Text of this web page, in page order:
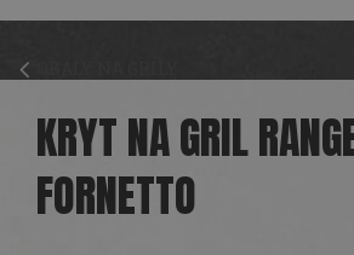
KRYT NA GRIL
FORNETTO